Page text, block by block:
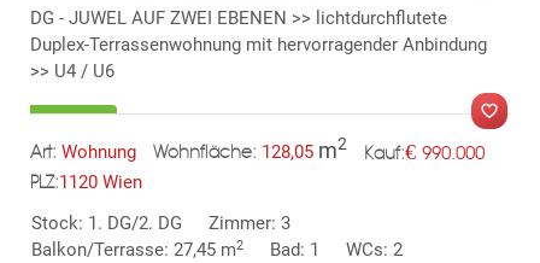
DG - JUWEL AUF ZWEI EBENEN >> lichtdurchflutete
Duplex-Terrassenwohnung mit hervorragender Anbindung
>> U4 / U6
Art: Wohnung Wohnfläche: 128,05 m2 Kauf:€ 990.000
PLZ:1120 Wien
Stock: 1. DG/2. DG
Zimmer: 3
Balkon/Terrasse: 27,45 m2 Bad: 1
WCs: 2